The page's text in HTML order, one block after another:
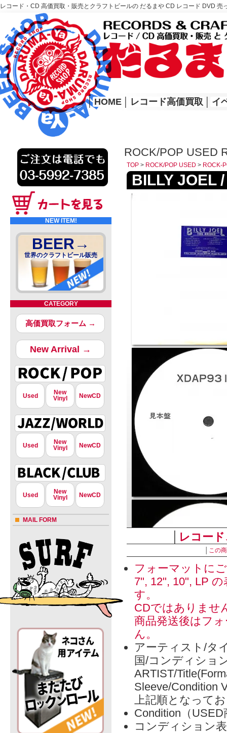
レコード・CD 高価買取・販売とクラフトビールの だるまや CD レコード DVD
レコード高価買取はこちら
HOME
│ HOME レコード高価買取 イ
NEW ITEM!
BEER→
世界のクラフトビール販売
CATEGORY
高価買取フォーム →
New Arrival →
Used
New
Vinyl
NewCD
Used
New
Vinyl
NewCD
Used
New
Vinyl
NewCD
MAIL FORM
ROCK/POP USED
TOP > ROCK/POP USED > ROCK-
BILLY JOEL
レコー
この
フォーマットに
7", 12", 10", LP
す。
CDではありませ
商品発送後はフ
ん。
アーティスト/タ
国/コンディショ
ARTIST/
Sleeve/Condition
上記順となって
Condition（
コンディション